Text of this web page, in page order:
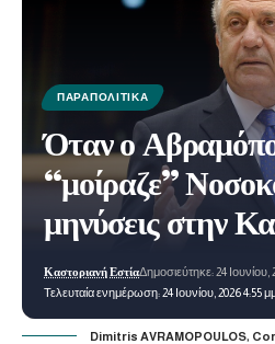
ΠΑΡΑΠΟΛΙΤΙΚΆ
Όταν ο
“μοίραζε”
μηνύσεις στην
Τελευταία ενημέρωση: 24 Ιουνίου, 2026 4:55
Καστοριανή ΕστίαΔημοσιεύτηκε: 24 Ιουνίου,
Dimitris AVRAMOPOULOS,